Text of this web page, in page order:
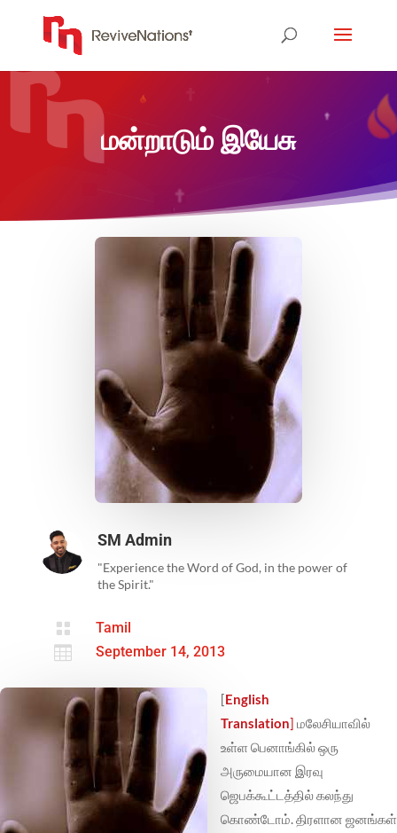
மன்றாடும் இயேசு
SM Admin
"Experience the Word of God, in the power of
the Spirit."
 Tamil
 September 14, 2013
[English
Translation] மலேசியாவில்
உள்ள பெனாங்கில் ஒரு
அருமையான இரவு
ஜெபக்கூட்டத்தில் கலந்து
கொண்டோம். திரளான ஜனங்கள்